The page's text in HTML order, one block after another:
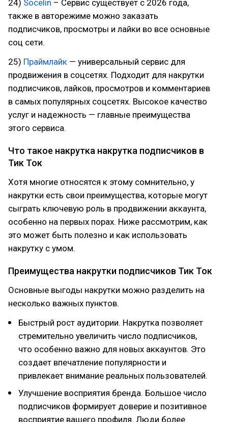
24) Socelin – Сервис существует с 2026 года,
также в авторежиме можно заказать
подписчиков, просмотры и лайки во все основные
соц сети.
25) Праймлайк — универсальный сервис для
продвижения в соцсетях. Подходит для накрутки
подписчиков, лайков, просмотров и комментариев
в самых популярных соцсетях. Высокое качество
услуг и надежность — главные преимущества
этого сервиса.
Что такое накрутка накрутка подписчиков в
Тик Ток
Хотя многие относятся к этому сомнительно, у
накрутки есть свои преимущества, которые могут
сыграть ключевую роль в продвижении аккаунта,
особенно на первых порах. Ниже рассмотрим, как
это может быть полезно и как использовать
накрутку с умом.
Преимущества накрутки подписчиков Тик Ток
Основные выгоды накрутки можно разделить на
несколько важных пунктов.
Быстрый рост аудитории. Накрутка позволяет
стремительно увеличить число подписчиков,
что особенно важно для новых аккаунтов. Это
создает впечатление популярности и
привлекает внимание реальных пользователей.
Улучшение восприятия бренда. Большое число
подписчиков формирует доверие и позитивное
восприятие вашего профиля. Люди более